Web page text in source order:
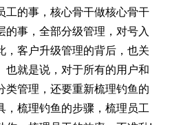
工的事，核心骨干做核心骨干
的事，全部分级管理，对号入
，客户升级管理的背后，也关
也就是说，对于所有的用户和
类管理，还要重新梳理钓鱼的
，梳理钓鱼的步骤，梳理员工